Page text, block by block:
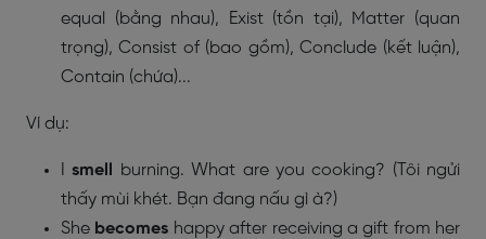
equal (bằng nhau), Exist (tồn tại), Matter (quan
trọng), Consist of (bao gồm), Conclude (kết luận),
Contain (chứa)...
Ví dụ:
Ismell
burning. What are you cooking? (Tôi ngửi
thấy mùi khét. Bạn đang nấu gì à?)
She becomes happy after receiving a gift from her